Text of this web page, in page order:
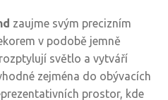
zaujme svým precizním
v podobě jemně
světlo a vytváří
zejména do obývacích
prostor, kde